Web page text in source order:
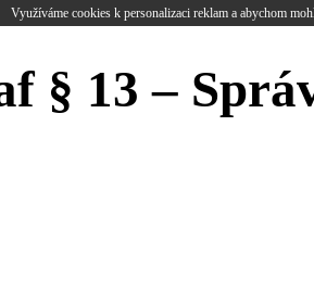
Využíváme cookies k personalizaci reklam a abychom
§ 13 –